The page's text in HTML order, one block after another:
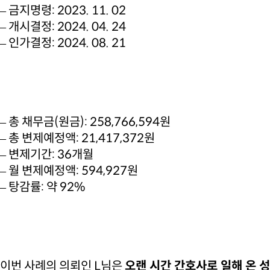
– 금지명령: 2023. 11. 02
– 개시결정: 2024. 04. 24
– 인가결정: 2024. 08. 21
– 총 채무금(원금): 258,766,594원
– 총 변제예정액: 21,417,372원
– 변제기간: 36개월
– 월 변제예정액: 594,927원
– 탕감률: 약 92%
이번 사례의 의뢰인 L님은오랜 시간 간호사로 일해 온